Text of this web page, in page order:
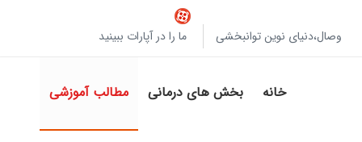
وصال،دنیای نوین توانبخشی ما را در آپارات ببینید
خانه بخش های درمانی مطالب آموزشی